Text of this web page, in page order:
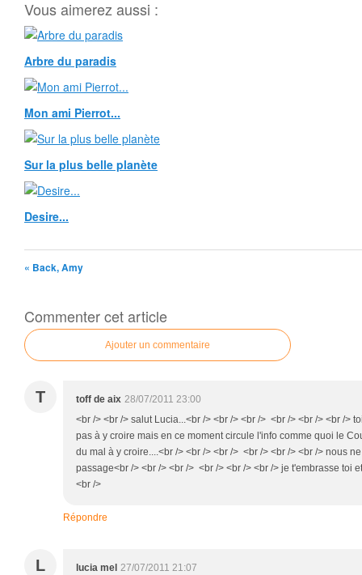
Vous aimerez aussi :
Arbre du paradis
Mon ami Pierrot...
Sur la plus belle planète
Desire...
« Back, Amy
Commenter cet article
Ajouter un commentaire
T toff de aix 28/07/2011 23:00
<br /> <br /> salut Lucia...<br /> <br /> <br /> <br /> <br /> <br />
pas à y croire mais en ce moment circule l'info comme quoi le
du mal à y croire....<br /> <br /> <br /> <br /> <br /> <br /> nous
passage<br /> <br /> <br /> <br /> <br /> <br /> je t'embrasse toi
<br />
Répondre
L lucia mel 27/07/2011 21:07